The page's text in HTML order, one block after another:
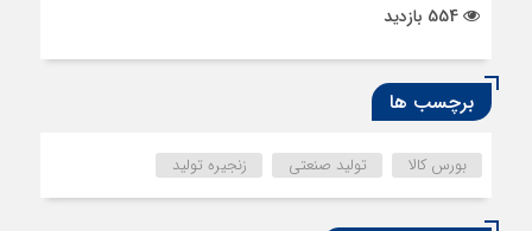
برچسب ها
بورس کالا تولید صنعتی زنجیره تولید